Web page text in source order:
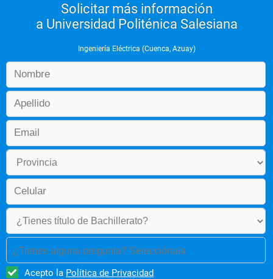
Solicitar más información
a Universidad Politénica Salesiana
Ingeniería Eléctrica (Cuenca, Azuay)
¿Tienes alguna pregunta? Selecciónala
Acepto la Política de Privacidad